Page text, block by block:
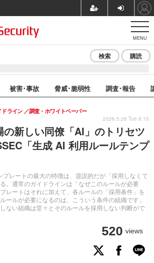
MENU
検索 購読
被害･事故 脅威･脆弱性 調査･報告
新しい同僚「AI」のトリセツ
「生成 AI 利用ルールテンプ
レートの最大の特徴は、逆説的だが「採用しなくて
。通常のガイドラインは「なぜこのルールが必要
レートはそれに加えて、各ルールの「採用条件」を
ールが必要になるのは、こういう条件の組織です」
ない組織は堂々とそのルールを採用しない判断がで
ドライン 調査・ホワイトペーパー
520 views
2026.5.26 Tue 8:15